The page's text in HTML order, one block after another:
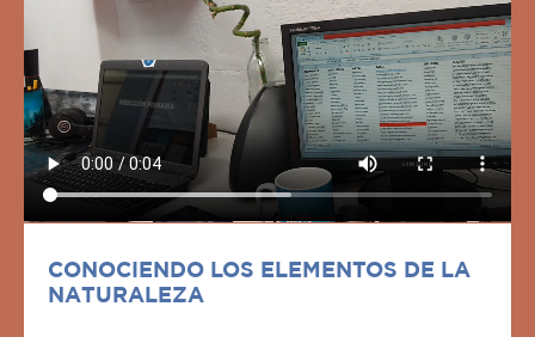
CONOCIENDO LOS ELEMENTOS DE LA
NATURALEZA